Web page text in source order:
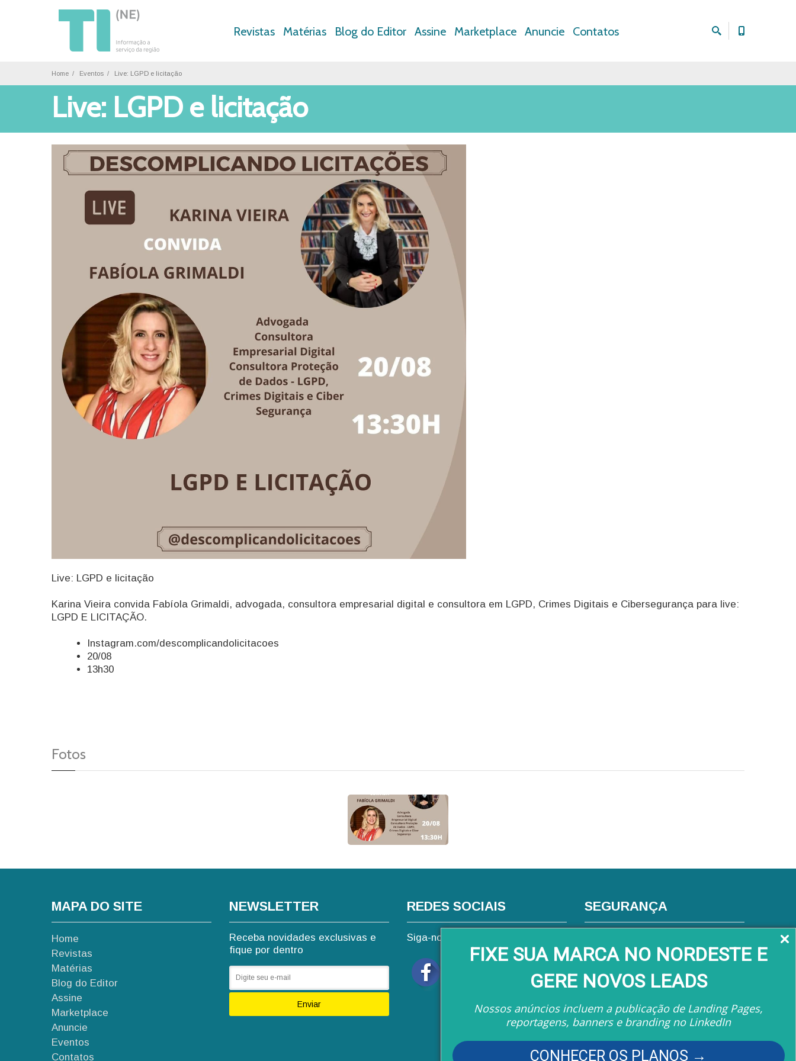
FIXE SUA MARCA NO NORDESTE E
GERE NOVOS LEADS
Nossos anúncios incluem a publicação de Landing Pages,
reportagens, banners e branding no LinkedIn
CONHECER OS PLANOS →
Revistas Matérias Blog do Editor Assine Marketplace Anuncie Contatos
Home Eventos Live: LGPD e licitação
Live: LGPD e licitação
Live: LGPD e licitação
Karina Vieira convida Fabíola Grimaldi, advogada, consultora empresarial digital e consultora em LGPD, Crimes Digitais e Cibersegurança para live:
LGPD E LICITAÇÃO.
Instagram.com/descomplicandolicitacoes
20/08
13h30
Fotos
MAPA DO SITE
Home
Revistas
Matérias
Blog do Editor
Assine
Marketplace
Anuncie
Eventos
Contatos
NEWSLETTER
Receba novidades exclusivas e
fique por dentro
Enviar
REDES SOCIAIS
Siga-nos nas redes sociais
SEGURANÇA